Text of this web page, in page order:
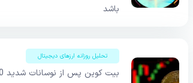
باشد
تحلیل روزانه ارزهای دیجیتال